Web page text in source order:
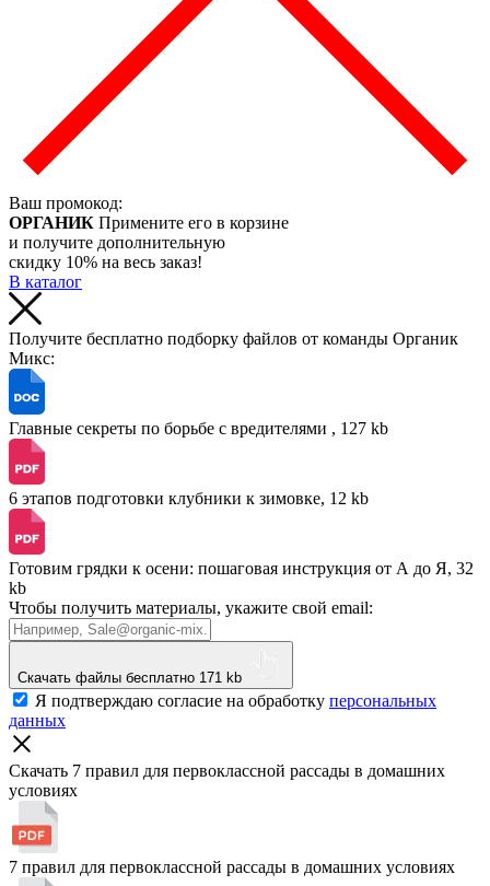
Ваш промокод:
ОРГАНИК Примените его в корзине
и получите дополнительную
скидку 10% на весь заказ!
В каталог
Получите бесплатно подборку файлов от команды Органик
Микс:
Главные секреты по борьбе с вредителями , 127 kb
6 этапов подготовки клубники к зимовке, 12 kb
Готовим грядки к осени: пошаговая инструкция от А до Я, 32
kb
Чтобы получить материалы, укажите свой email:
Скачать файлы бесплатно 171 kb
Я подтверждаю согласие на обработку персональных
данных
Скачать 7 правил для первоклассной рассады в домашних
условиях
7 правил для первоклассной рассады в домашних условиях